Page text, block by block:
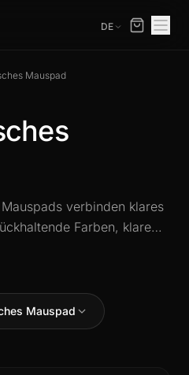
DE
Mauspad
verbinden klares
Farben, klare
Präzision optimierte
macht.
Mauspad